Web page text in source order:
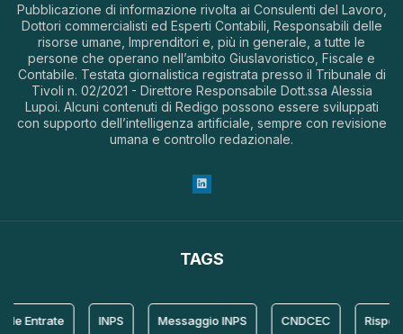
Pubblicazione di informazione rivolta ai Consulenti del Lavoro,
Dottori commercialisti ed Esperti Contabili, Responsabili delle
risorse umane, Imprenditori e, più in generale, a tutte le
persone che operano nell’ambito Giuslavoristico, Fiscale e
Contabile. Testata giornalistica registrata presso il Tribunale di
Tivoli n. 02/2021 - Direttore Responsabile Dott.ssa Alessia
Lupoi. Alcuni contenuti di Redigo possono essere sviluppati
con supporto dell’intelligenza artificiale, sempre con revisione
umana e controllo redazionale.
TAGS
Entrate INPS Messaggio INPS CNDCEC Risposta